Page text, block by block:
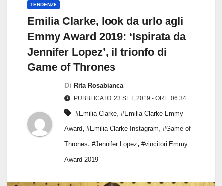
TENDENZE
Emilia Clarke, look da urlo agli
Emmy Award 2019: ‘Ispirata da
Jennifer Lopez’, il trionfo di
Game of Thrones
Di Rita Rosabianca
PUBBLICATO: 23 SET, 2019 - ORE: 06:34
#Emilia Clarke, #Emilia Clarke Emmy
Award, #Emilia Clarke Instagram, #Game of
Thrones, #Jennifer Lopez, #vincitori Emmy
Award 2019